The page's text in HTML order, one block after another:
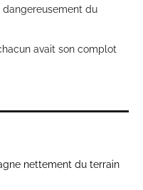
dangereusement du
avait son complot
nettement du terrain